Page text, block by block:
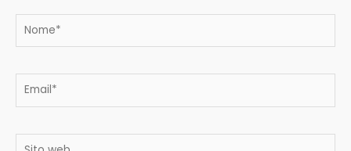
Nome*
Email*
Sito